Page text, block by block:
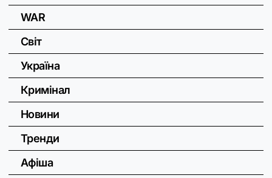
WAR
Світ
Україна
Кримінал
Новини
Тренди
Афіша